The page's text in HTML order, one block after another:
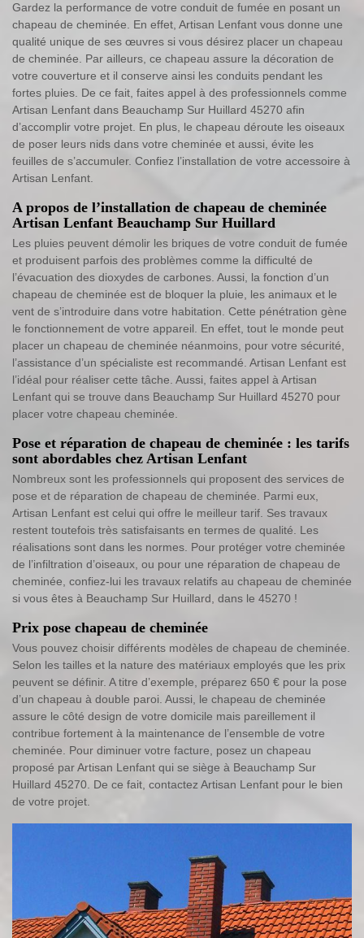
Gardez la performance de votre conduit de fumée en posant un
chapeau de cheminée. En effet, Artisan Lenfant vous donne une
qualité unique de ses œuvres si vous désirez placer un chapeau
de cheminée. Par ailleurs, ce chapeau assure la décoration de
votre couverture et il conserve ainsi les conduits pendant les
fortes pluies. De ce fait, faites appel à des professionnels comme
Artisan Lenfant dans Beauchamp Sur Huillard 45270 afin
d’accomplir votre projet. En plus, le chapeau déroute les oiseaux
de poser leurs nids dans votre cheminée et aussi, évite les
feuilles de s’accumuler. Confiez l’installation de votre accessoire à
Artisan Lenfant.
A propos de l’installation de chapeau de cheminée
Artisan Lenfant Beauchamp Sur Huillard
Les pluies peuvent démolir les briques de votre conduit de fumée
et produisent parfois des problèmes comme la difficulté de
l’évacuation des dioxydes de carbones. Aussi, la fonction d’un
chapeau de cheminée est de bloquer la pluie, les animaux et le
vent de s’introduire dans votre habitation. Cette pénétration gène
le fonctionnement de votre appareil. En effet, tout le monde peut
placer un chapeau de cheminée néanmoins, pour votre sécurité,
l’assistance d’un spécialiste est recommandé. Artisan Lenfant est
l’idéal pour réaliser cette tâche. Aussi, faites appel à Artisan
Lenfant qui se trouve dans Beauchamp Sur Huillard 45270 pour
placer votre chapeau cheminée.
Pose et réparation de chapeau de cheminée : les tarifs
sont abordables chez Artisan Lenfant
Nombreux sont les professionnels qui proposent des services de
pose et de réparation de chapeau de cheminée. Parmi eux,
Artisan Lenfant est celui qui offre le meilleur tarif. Ses travaux
restent toutefois très satisfaisants en termes de qualité. Les
réalisations sont dans les normes. Pour protéger votre cheminée
de l’infiltration d’oiseaux, ou pour une réparation de chapeau de
cheminée, confiez-lui les travaux relatifs au chapeau de cheminée
si vous êtes à Beauchamp Sur Huillard, dans le 45270 !
Prix pose chapeau de cheminée
Vous pouvez choisir différents modèles de chapeau de cheminée.
Selon les tailles et la nature des matériaux employés que les prix
peuvent se définir. A titre d’exemple, préparez 650 € pour la pose
d’un chapeau à double paroi. Aussi, le chapeau de cheminée
assure le côté design de votre domicile mais pareillement il
contribue fortement à la maintenance de l’ensemble de votre
cheminée. Pour diminuer votre facture, posez un chapeau
proposé par Artisan Lenfant qui se siège à Beauchamp Sur
Huillard 45270. De ce fait, contactez Artisan Lenfant pour le bien
de votre projet.